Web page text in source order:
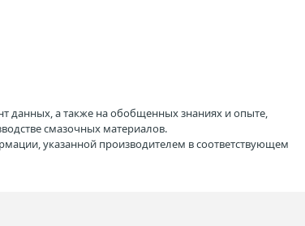
данных, а также на обобщенных знаниях и опыте,
смазочных материалов.
указанной производителем в соответствующем